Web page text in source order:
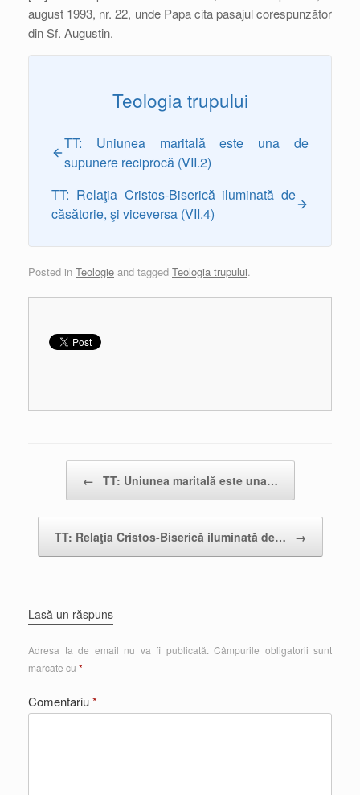
august 1993, nr. 22, unde Papa cita pasajul corespunzător
din Sf. Augustin.
Teologia trupului
TT: Uniunea maritală este una de
supunere reciprocă (VII.2)
TT: Relaţia Cristos-Biserică iluminată de
căsătorie, şi viceversa (VII.4)
Posted in Teologie and tagged Teologia trupului.
← TT: Uniunea maritală este una…
TT: Relaţia Cristos-Biserică iluminată de… →
Lasă un răspuns
Adresa ta de email nu va fi publicată. Câmpurile obligatorii sunt
marcate cu *
Comentariu*